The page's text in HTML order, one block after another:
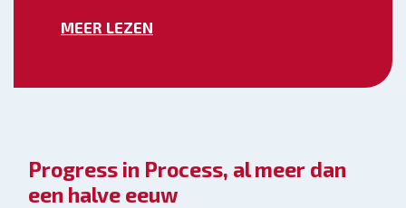
MEER LEZEN
Progress in Process, al meer dan
een halve eeuw